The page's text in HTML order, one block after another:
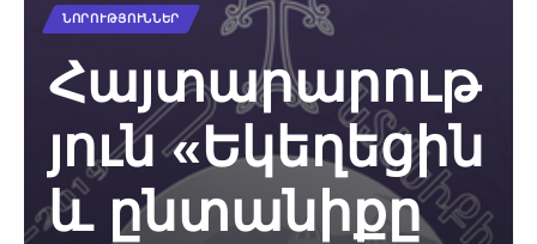
ՆՈՐՈՒԹՅՈՒՆՆԵՐ
Հայտարարութ
յուն «Եկեղեցին
և ընտանիքը